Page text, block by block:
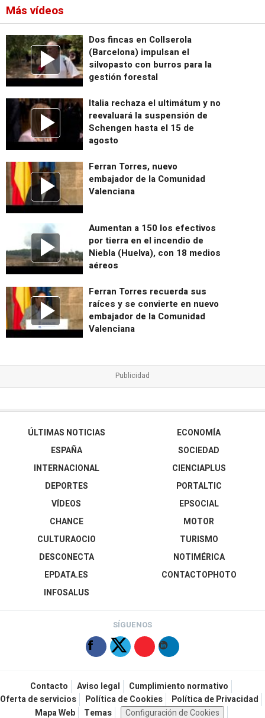
Más vídeos
Dos fincas en Collserola
(Barcelona) impulsan el
silvopasto con burros para la
gestión forestal
Italia rechaza el ultimátum y no
reevaluará la suspensión de
Schengen hasta el 15 de
agosto
Ferran Torres, nuevo
embajador de la Comunidad
Valenciana
Aumentan a 150 los efectivos
por tierra en el incendio de
Niebla (Huelva), con 18 medios
aéreos
Ferran Torres recuerda sus
raíces y se convierte en nuevo
embajador de la Comunidad
Valenciana
ÚLTIMAS NOTICIAS
ESPAÑA
INTERNACIONAL
DEPORTES
VÍDEOS
ECONOMÍA
SOCIEDAD
CIENCIAPLUS
PORTALTIC
EPSOCIAL
CHANCE
CULTURAOCIO
DESCONECTA
EPDATA.ES
INFOSALUS
MOTOR
TURISMO
NOTIMÉRICA
CONTACTOPHOTO
SÍGUENOS
Contacto Aviso legal
Cumplimiento normativo
Oferta de servicios
Política de Cookies
Política de Privacidad
Mapa Web
Temas Configuración de Cookies